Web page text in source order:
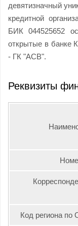
девятизначный
кредитной
БИК 044525652
открытые в
- ГК "АСВ".
Реквизиты
Код региона по